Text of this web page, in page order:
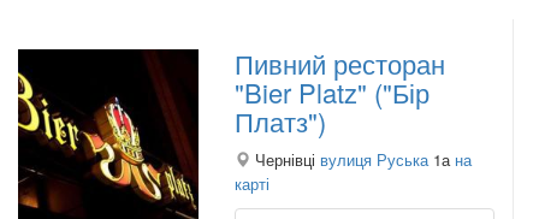
Пивний ресторан
"Bier Platz" ("Бір
Платз")
Чернівці вулиця Руська1а на
карті